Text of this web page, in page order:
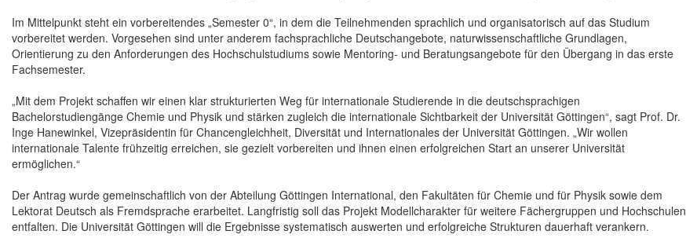
Im Mittelpunkt steht ein vorbereitendes „Semester 0“, in dem die Teilnehmenden sprachlich und organisatorisch auf das Studium
vorbereitet werden. Vorgesehen sind unter anderem fachsprachliche Deutschangebote, naturwissenschaftliche Grundlagen,
Orientierung zu den Anforderungen des Hochschulstudiums sowie Mentoring- und Beratungsangebote für den Übergang in das erste
Fachsemester.
„Mit dem Projekt schaffen wir einen klar strukturierten Weg für internationale Studierende in die deutschsprachigen
Bachelorstudiengänge Chemie und Physik und stärken zugleich die internationale Sichtbarkeit der Universität Göttingen“, sagt Prof. Dr.
Inge Hanewinkel, Vizepräsidentin für Chancengleichheit, Diversität und Internationales der Universität Göttingen. „Wir wollen
internationale Talente frühzeitig erreichen, sie gezielt vorbereiten und ihnen einen erfolgreichen Start an unserer Universität
ermöglichen.“
Der Antrag wurde gemeinschaftlich von der Abteilung Göttingen International, den Fakultäten für Chemie und für Physik sowie dem
Lektorat Deutsch als Fremdsprache erarbeitet. Langfristig soll das Projekt Modellcharakter für weitere Fächergruppen und Hochschulen
entfalten. Die Universität Göttingen will die Ergebnisse systematisch auswerten und erfolgreiche Strukturen dauerhaft verankern.